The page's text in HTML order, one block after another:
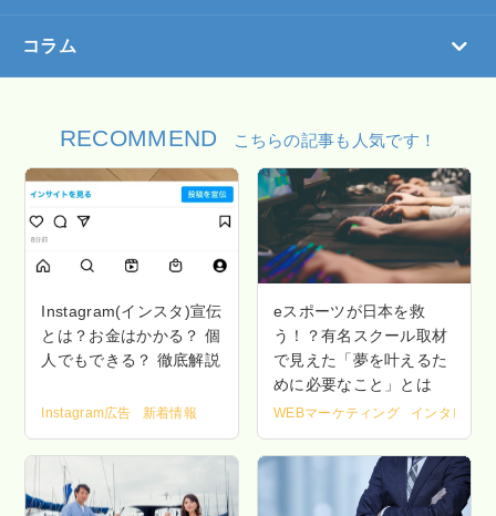
コラム
RECOMMEND こちらの記事も人気です！
Instagram(インスタ)宣伝
とは？お金はかかる？ 個
人でもできる？ 徹底解説
Instagram広告 新着情報
eスポーツが日本を救
う！？有名スクール取材
で見えた「夢を叶えるた
めに必要なこと」とは
WEBマーケティング インタビュー